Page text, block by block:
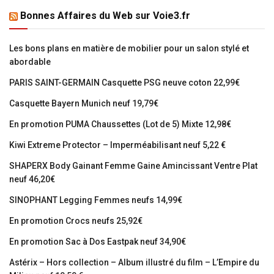
Bonnes Affaires du Web sur Voie3.fr
Les bons plans en matière de mobilier pour un salon stylé et
abordable
PARIS SAINT-GERMAIN Casquette PSG neuve coton 22,99€
Casquette Bayern Munich neuf 19,79€
En promotion PUMA Chaussettes (Lot de 5) Mixte 12,98€
Kiwi Extreme Protector – Imperméabilisant neuf 5,22 €
SHAPERX Body Gainant Femme Gaine Amincissant Ventre Plat
neuf 46,20€
SINOPHANT Legging Femmes neufs 14,99€
En promotion Crocs neufs 25,92€
En promotion Sac à Dos Eastpak neuf 34,90€
Astérix – Hors collection – Album illustré du film – L’Empire du